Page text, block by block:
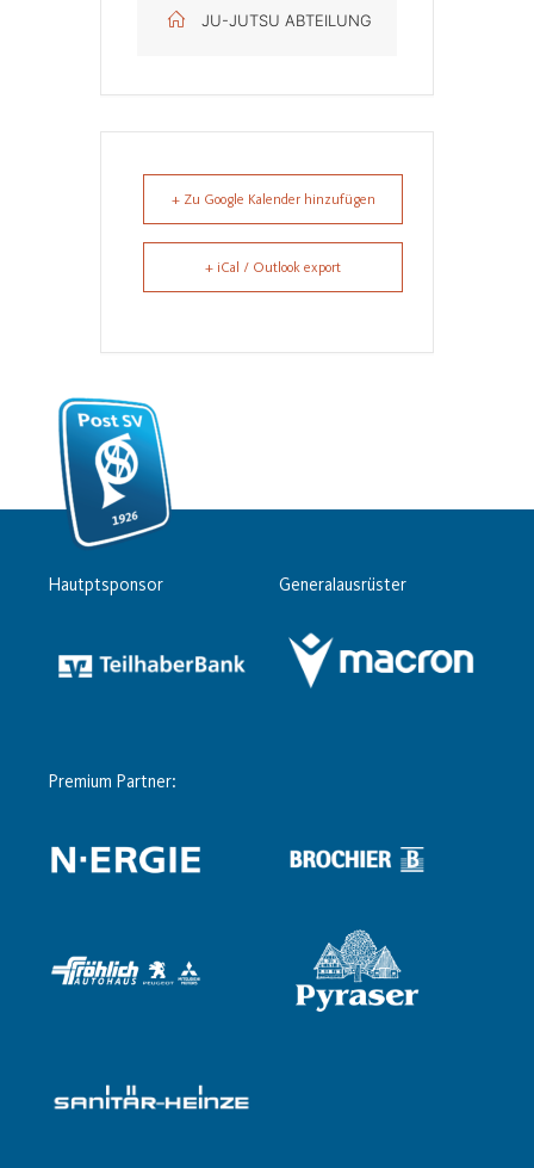
JU-JUTSU ABTEILUNG
+ Zu Google Kalender hinzufügen
+ iCal / Outlook export
Hautptsponsor Generalausrüster
Premium Partner: